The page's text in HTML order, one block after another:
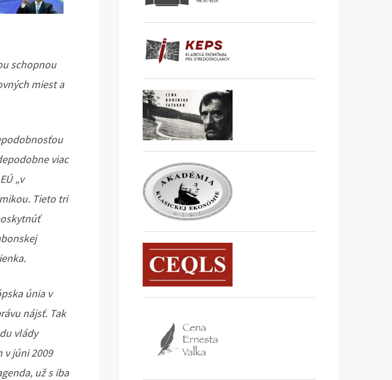
schopnou
miest a
viac
„v
Tieto tri
únia v
nájsť. Tak
vlády
v júni 2009
už s iba